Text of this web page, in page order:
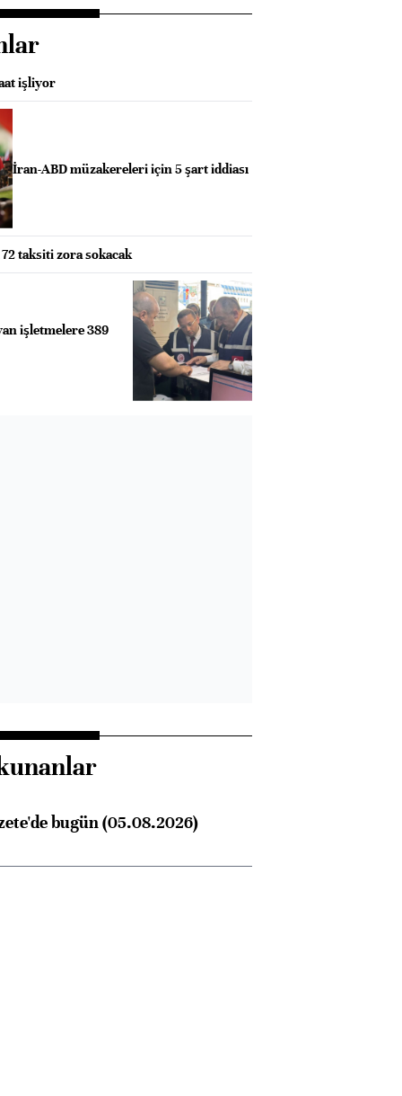
işliyor
İran-ABD müzakereleri için 5 şart iddiası
taksiti zora sokacak
işletmelere 389
bugün (05.08.2026)